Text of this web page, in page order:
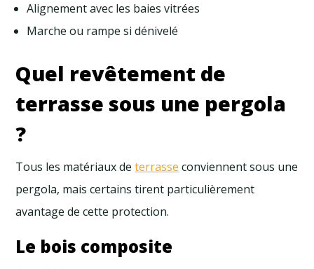
Alignement avec les baies vitrées
Marche ou rampe si dénivelé
Quel revêtement de
terrasse sous une pergola
?
Tous les matériaux deterrasse conviennent sous une
pergola, mais certains tirent particulièrement
avantage de cette protection.
Le bois composite